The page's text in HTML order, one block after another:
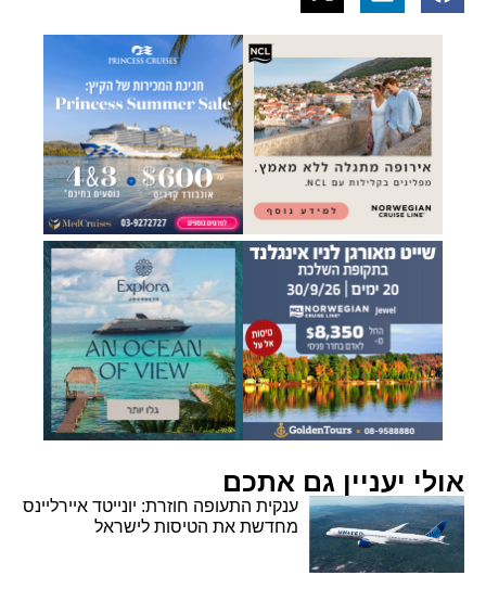
אולי יעניין גם אתכם
ענקית התעופה חוזרת: יונייטד איירליינס
מחדשת את הטיסות לישראל